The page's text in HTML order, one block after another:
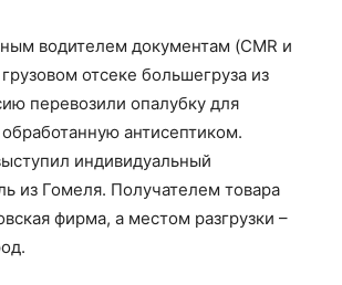
водителем документам (CMR и
отсеке большегруза из
перевозили опалубку для
антисептиком.
индивидуальный
из Гомеля. Получателем товара
фирма, а местом разгрузки –